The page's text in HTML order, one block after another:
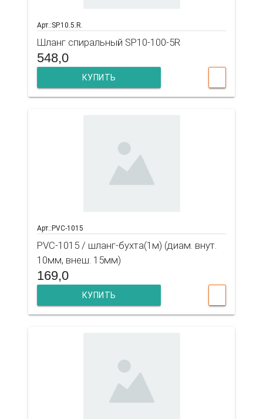
Арт.:SP.10.5.R.
Шланг спиральный SP10-100-5R
548,0
КУПИТЬ
Арт.:PVC-1015
PVC-1015 / шланг-бухта(1м) (диам. внут.
10мм, внеш. 15мм)
169,0
КУПИТЬ